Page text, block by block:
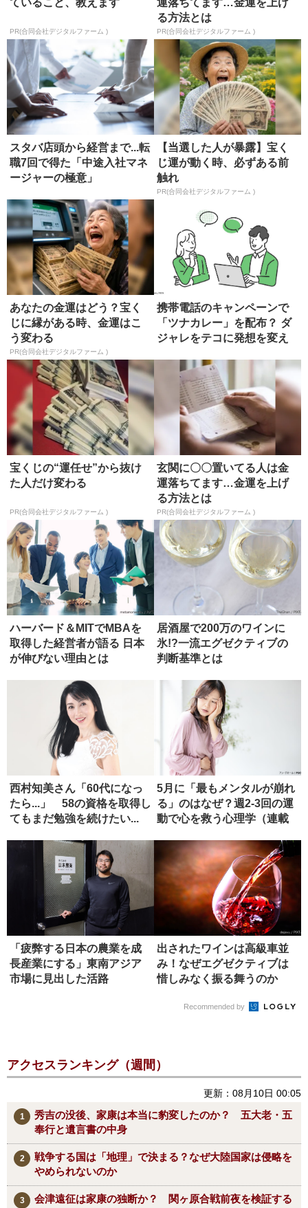
PR(合同会社デジタルファーム )
る方法とは
PR(合同会社デジタルファーム )
スタバ店頭から経営まで...転
職7回で得た「中途入社マネ
ージャーの極意」
【当選した人が暴露】宝く
じ運が動く時、必ずある前
触れ
PR(合同会社デジタルファーム )
あなたの金運はどう？宝く
じに縁がある時、金運はこ
う変わる
PR(合同会社デジタルファーム )
携帯電話のキャンペーンで
「ツナカレー」を配布？ ダ
ジャレをテコに発想を変え
宝くじの“運任せ”から抜け
た人だけ変わる
PR(合同会社デジタルファーム )
玄関に〇〇置いてる人は金
運落ちてます…金運を上げ
る方法とは
PR(合同会社デジタルファーム )
ハーバード＆MITでMBAを
取得した経営者が語る 日本
が伸びない理由とは
居酒屋で200万のワインに
氷!?一流エグゼクティブの
判断基準とは
西村知美さん「60代になっ
たら...」 58の資格を取得し
てもまだ勉強を続けたい...
5月に「最もメンタルが崩れ
る」のはなぜ？週2-3回の運
動で心を救う心理学（連載
「疲弊する日本の農業を成
長産業にする」東南アジア
市場に見出した活路
出されたワインは高級車並
み！なぜエグゼクティブは
惜しみなく振る舞うのか
Recommended by
アクセスランキング（週間）
更新：08月10日 00:05
秀吉の没後、家康は本当に豹変したのか？ 五大老・五
奉行と遺言書の中身
戦争する国は「地理」で決まる？なぜ大陸国家は侵略を
やめられないのか
会津遠征は家康の独断か？ 関ヶ原合戦前夜を検証する